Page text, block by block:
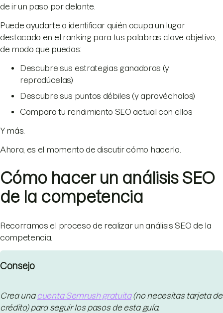
de ir un paso por delante.
Puede ayudarte a identificar quién ocupa un lugar
destacado en el ranking para tus palabras clave objetivo,
de modo que puedas:
Descubre sus estrategias ganadoras (y
reprodúcelas)
Descubre sus puntos débiles (y aprovéchalos)
Compara tu rendimiento SEO actual con ellos
Y más.
Ahora, es el momento de discutir cómo hacerlo.
Cómo hacer un análisis SEO
de la competencia
Recorramos el proceso de realizar un análisis SEO de la
competencia.
Consejo
Crea una cuenta Semrush gratuita(no necesitas tarjeta de
crédito) para seguir los pasos de esta guía.